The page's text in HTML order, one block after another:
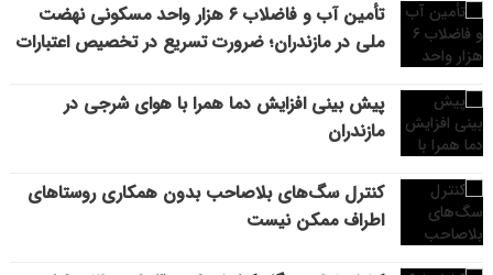
تأمین آب و فاضلاب ۶ هزار واحد مسکونی نهضت
ملی در مازندران؛ ضرورت تسریع در تخصیص اعتبارات
پیش بینی افزایش دما همرا با هوای شرجی در
مازندران
کنترل سگ‌های بلاصاحب بدون همکاری روستاهای
اطراف ممکن نیست